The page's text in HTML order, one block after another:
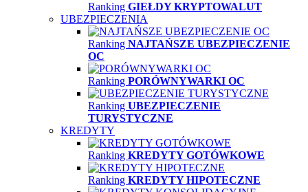
Ranking GIEŁDY KRYPTOWALUT
UBEZPIECZENIA
Ranking NAJTAŃSZE UBEZPIECZENIE
OC
Ranking PORÓWNYWARKI OC
Ranking UBEZPIECZENIE
TURYSTYCZNE
KREDYTY
Ranking KREDYTY GOTÓWKOWE
Ranking KREDYTY HIPOTECZNE